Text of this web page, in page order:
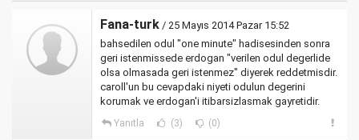
Fana-turk / 25 Mayıs 2014 Pazar 15:52
bahsedilen odul "one minute" hadisesinden sonra
geri istenmissede erdogan "verilen odul degerlide
olsa olmasada geri istenmez" diyerek reddetmisdir.
caroll'un bu cevapdaki niyeti odulun degerini
korumak ve erdogan'i itibarsizlasmak gayretidir.
Yanıtla (3) (0)